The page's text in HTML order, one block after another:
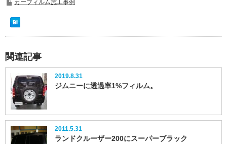
カーフィルム施工事例
関連記事
2019.8.31
ジムニーに透過率1%フィルム。
2011.5.31
ランドクルーザー200にスーパーブラック